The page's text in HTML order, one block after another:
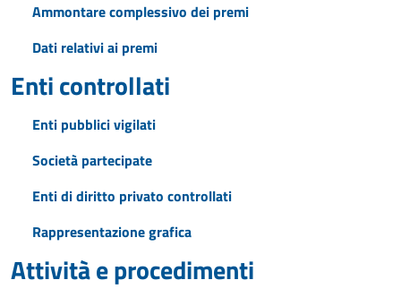
Ammontare complessivo dei premi
Dati relativi ai premi
Enti controllati
Enti pubblici vigilati
Società partecipate
Enti di diritto privato controllati
Rappresentazione grafica
Attività e procedimenti